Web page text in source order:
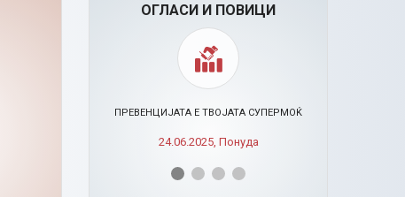
ОГЛАСИ И ПОВИЦИ
ПРЕВЕНЦИЈАТА Е ТВОЈАТА СУПЕРМОЌ
24.06.2025, Понуда